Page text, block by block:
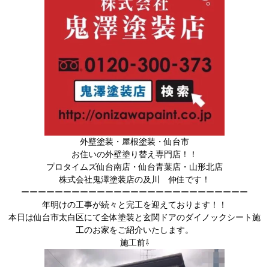
外壁塗装・屋根塗装・仙台市
お住いの外壁塗り替え専門店！！
プロタイムズ仙台南店・仙台青葉店・山形北店
株式会社鬼澤塗装店の及川 伸佳です！
ーーーーーーーーーーーーーーーーーーーーーーーーーーー
年明けの工事が続々と完工を迎えております！！
本日は仙台市太白区にて全体塗装と玄関ドアのダイノックシート施
工のお家をご紹介いたします。
施工前⇩